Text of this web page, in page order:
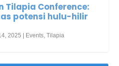
Tilapia Conference:
potensi hulu-hilir
2025 | Events ,Tilapia